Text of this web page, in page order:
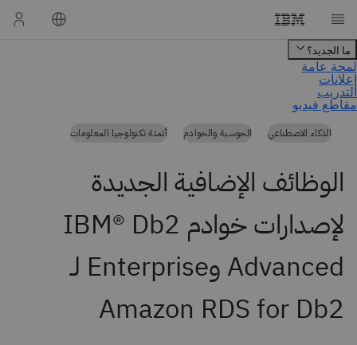
الذكاء الاصطناعي الحوسبة والخوادم أتمتة تكنولوجيا المعلومات
الوظائف الإضافية الجديدة
لإصدارات خوادم IBM® Db2
Advanced وEnterprise لـ
Amazon RDS for Db2